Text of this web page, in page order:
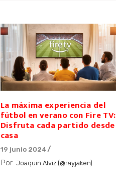
La máxima experiencia del
fútbol en verano con Fire TV:
Disfruta cada partido desde
casa
19 junio 2024
Por Joaquin Alviz (@rayjaken)